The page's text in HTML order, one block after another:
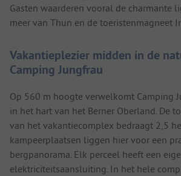
Gasten waarderen vooral de charmante
meer van Thun en de toeristenmagneet
Vakantieplezier midden in de
Camping Jungfrau
Op 560 m hoogte verwelkomt Camping
in het hart van het Berner Oberland. De
van het vakantiecomplex bedraagt 2,5
kampeerplaatsen liggen hier voor een
bergpanorama. Elk perceel heeft een
elektriciteitsaansluiting. In het hele